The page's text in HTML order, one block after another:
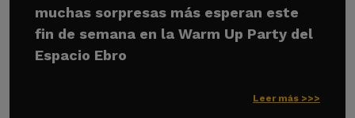
muchas sorpresas más esperan este
fin de semana en la Warm Up Party del
Espacio Ebro
Leer más >>>